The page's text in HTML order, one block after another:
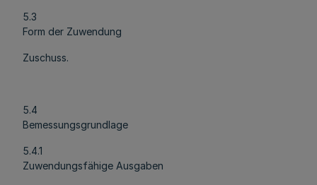
5.3
Form der Zuwendung
Zuschuss.
5.4
Bemessungsgrundlage
5.4.1
Zuwendungsfähige Ausgaben